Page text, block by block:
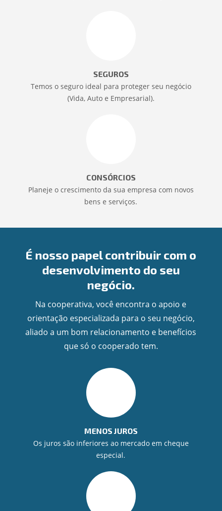
SEGUROS
Temos o seguro ideal para proteger seu negócio
(Vida, Auto e Empresarial).
CONSÓRCIOS
Planeje o crescimento da sua empresa com novos
bens e serviços.
É nosso papel contribuir com o
desenvolvimento do seu
negócio.
Na cooperativa, você encontra o apoio e
orientação especializada para o seu negócio,
aliado a um bom relacionamento e benefícios
que só o cooperado tem.
MENOS JUROS
Os juros são inferiores ao mercado em cheque
especial.